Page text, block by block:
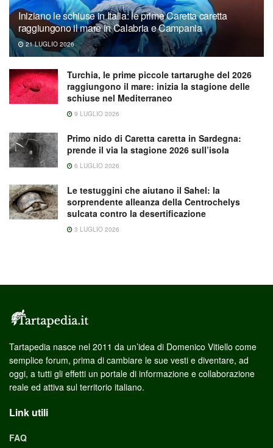
Iniziano le schiuse in Italia: le prime Caretta caretta
raggiungono il mare in Calabria e Campania
21 LUGLIO 2026
Turchia, le prime piccole tartarughe del 2026
raggiungono il mare: inizia la stagione delle
schiuse nel Mediterraneo
9 LUGLIO 2026
Primo nido di Caretta caretta in Sardegna:
prende il via la stagione 2026 sull’isola
6 LUGLIO 2026
Le testuggini che aiutano il Sahel: la
sorprendente alleanza della Centrochelys
sulcata contro la desertificazione
3 LUGLIO 2026
Tartapedia nasce nel 2011 da un’idea di Domenico Vitiello come
semplice forum, prima di cambiare le sue vesti e diventare, ad
oggi, a tutti gli effetti un portale di informazione e collaborazione
reale ed attiva sul territorio italiano.
Link utili
FAQ